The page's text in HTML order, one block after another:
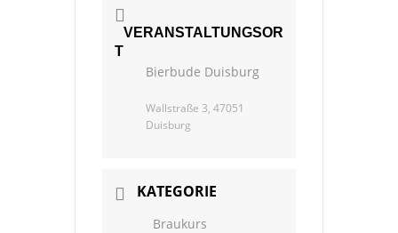
VERANSTALTUNGSOR
T
Bierbude Duisburg
Wallstraße 3, 47051
Duisburg
KATEGORIE
Braukurs